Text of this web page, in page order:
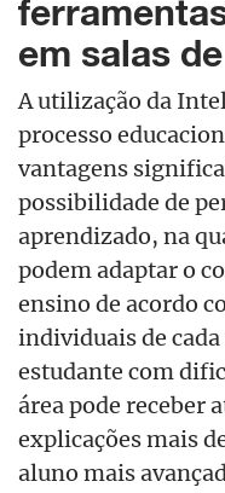
em salas
A utilização da
processo
vantagens
possibilidade de
aprendizado, na
podem adaptar o
ensino de acordo
individuais de
estudante com
área pode receber
explicações mais
aluno mais